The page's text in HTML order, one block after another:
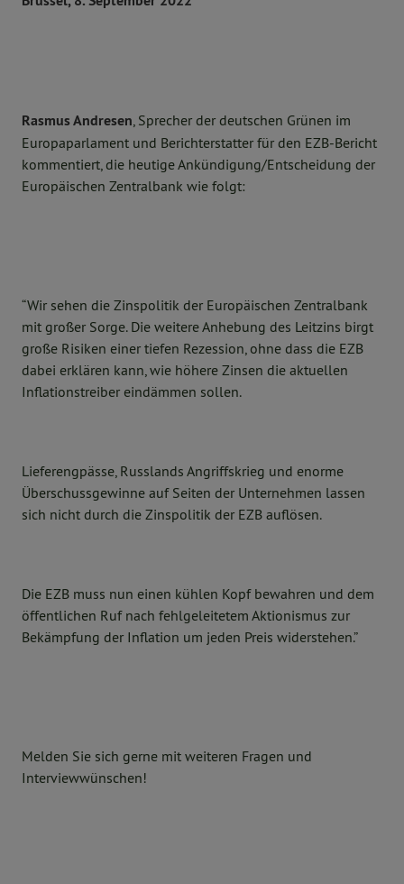
Rasmus Andresen , Sprecher der deutschen Grünen im
Europaparlament und Berichterstatter für den EZB-Bericht
kommentiert, die heutige Ankündigung/Entscheidung der
Europäischen Zentralbank wie folgt:
“Wir sehen die Zinspolitik der Europäischen Zentralbank
mit großer Sorge. Die weitere Anhebung des Leitzins birgt
große Risiken einer tiefen Rezession, ohne dass die EZB
dabei erklären kann, wie höhere Zinsen die aktuellen
Inflationstreiber eindämmen sollen.
Lieferengpässe, Russlands Angriffskrieg und enorme
Überschussgewinne auf Seiten der Unternehmen lassen
sich nicht durch die Zinspolitik der EZB auflösen.
Die EZB muss nun einen kühlen Kopf bewahren und dem
öffentlichen Ruf nach fehlgeleitetem Aktionismus zur
Bekämpfung der Inflation um jeden Preis widerstehen.”
Melden Sie sich gerne mit weiteren Fragen und
Interviewwünschen!